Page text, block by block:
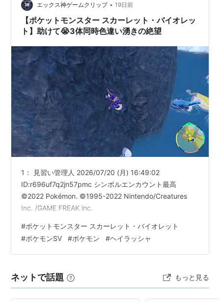
エックス神ゲームクリップ • 19日前
【ポケットモンスター スカーレット・バイオレッ
ト】助けて😭3体同時色違い湧きの絶望
1： 見習い管理人 2026/07/20 (月) 16:49:02
ID:r696uf7q2jn57pmc シンボルエンカウント最高
©2022 Pokémon. ©1995-2022 Nintendo/Creatures
Inc. /GAME FREAK inc.
#ポケットモンスター スカーレット・バイオレット
#ポケモンSV #ポケモン #ヘイラッシャ
ネットで話題 もっと見る